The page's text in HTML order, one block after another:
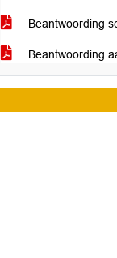
Beantwoording
Beantwoording